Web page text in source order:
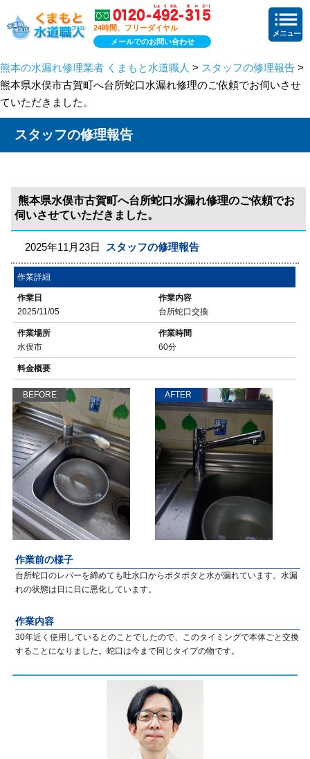
24時間、フリーダイヤル
メールでのお問い合わせ
熊本の水漏れ修理業者 くまもと水道職人 > スタッフの修理報告 >
熊本県水俣市古賀町へ台所蛇口水漏れ修理のご依頼でお伺いさせ
ていただきました。
スタッフの修理報告
熊本県水俣市古賀町へ台所蛇口水漏れ修理のご依頼でお
伺いさせていただきました。
2025年11月23日 スタッフの修理報告
作業詳細
作業日
2025/11/05
作業内容
台所蛇口交換
作業場所
水俣市
作業時間
60分
料金概要
BEFORE AFTER
作業前の様子
台所蛇口のレバーを締めても吐水口からポタポタと水が漏れています。水漏
れの状態は日に日に悪化しています。
作業内容
30年近く使用しているとのことでしたので、このタイミングで本体ごと交換
することになりました。蛇口は今まで同じタイプの物です。